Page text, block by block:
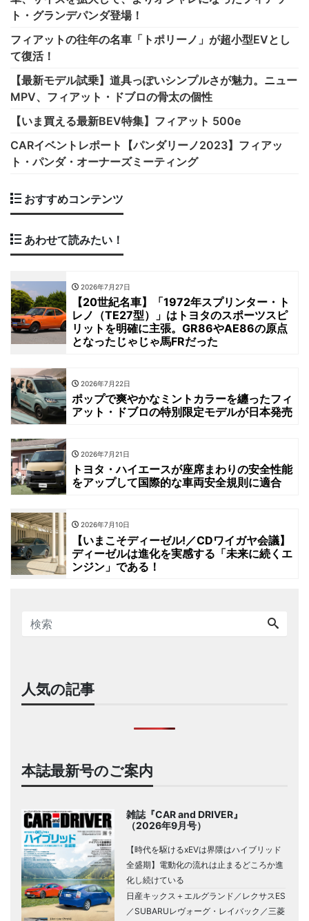
ト・グランデパンダ登場！
フィアットの往年の名車「トポリーノ」が超小型EVとし
て復活！
【最新モデル試乗】道具っぽいシンプルさが魅力。ニュー
MPV、フィアット・ドブロの骨太の個性
【いま買える最新BEV特集】フィアット 500e
CARイベントレポート【パンダリーノ2023】フィアッ
ト・パンダ・オーナーズミーティング
おすすめコンテンツ
あわせて読みたい！
2026年7月27日
【20世紀名車】「1972年スプリンター・ト
レノ（TE27型）」はトヨタのスポーツスピ
リットを明確に主張。GR86やAE86の原点
となったじゃじゃ馬FRだった
2026年7月22日
ポップで爽やかなミントカラーを纏ったフィ
アット・ドブロの特別限定モデルが日本発売
2026年7月21日
トヨタ・ハイエースが座席まわりの安全性能
をアップして国際的な車両安全規則に適合
2026年7月10日
【いまこそディーゼル!／CDワイガヤ会議】
ディーゼルは進化を実感する「未来に続くエ
ンジン」である！
人気の記事
本誌最新号のご案内
雑誌『CAR and DRIVER』
（2026年9月号）
【時代を駆けるxEVは界隈はハイブリッド
全盛期】電動化の流れは止まるどころか進
化し続けている
日産キックス＋エルグランド／レクサスES
／SUBARUレヴォーグ・レイバック／三菱